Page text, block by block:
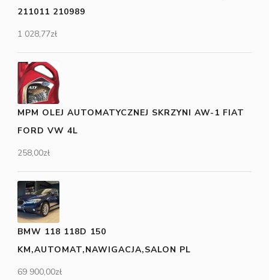
211011 210989
1 028,77zł
MPM OLEJ AUTOMATYCZNEJ SKRZYNI AW-1 FIAT
FORD VW 4L
258,00zł
BMW 118 118D 150
KM,AUTOMAT,NAWIGACJA,SALON PL
69 900,00zł